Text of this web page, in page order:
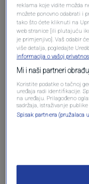
reklama koje vidite možda
možete ponovno odabrati i
tako što ćete kliknuti na
web stranice [ili plutajuću
je primjenjivo]. Vaš odabir
više detalja, pogledajte
informacija o vašoj
Mi i naši partneri
Koristite podatke o tačnoj
uređaja radi identifikacije.
na uređaju. Prilagođeno
sadržaja, istraživanje
Spisak partnera (pružalaca